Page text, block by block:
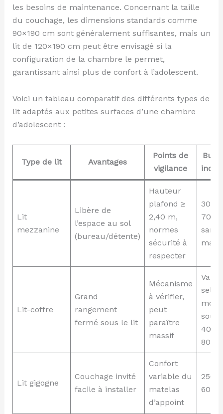
les besoins de maintenance. Concernant la taille
du couchage, les dimensions standards comme
90×190 cm sont généralement suffisantes, mais un
lit de 120×190 cm peut être envisagé si la
configuration de la chambre le permet,
garantissant ainsi plus de confort à l’adolescent.
Voici un tableau comparatif des différents types de
lit adaptés aux petites surfaces d’une chambre
d’adolescent :
Type de lit Avantages
Points de
vigilance
Lit
mezzanine
Libère de
l’espace au sol
(bureau/détente)
Hauteur
plafond ≥
2,40 m,
normes
sécurité à
respecter
300 à
700
sans
Lit-coffre
Grand
rangement
fermé sous le lit
Mécanisme
à vérifier,
peut
paraître
massif
Varie
selon
400 à
800 €
Lit gigogne
Couchage invité
facile à installer
Confort
variable du
matelas
d’appoint
250 à
600 €